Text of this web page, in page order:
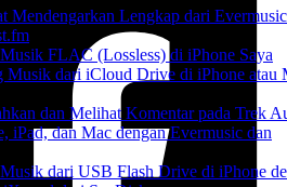
Mendengarkan Lengkap dari
FLAC (Lossless) di iPhone Saya
Musik dari iCloud Drive di iPhone atau
dan Melihat Komentar pada Trek
iPad, dan Mac dengan Evermusic dan
dari USB Flash Drive di iPhone